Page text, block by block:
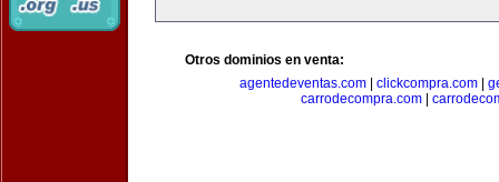
Otros dominios en venta:
agentedeventas.com| clickcompra.com|
carrodecompra.com|